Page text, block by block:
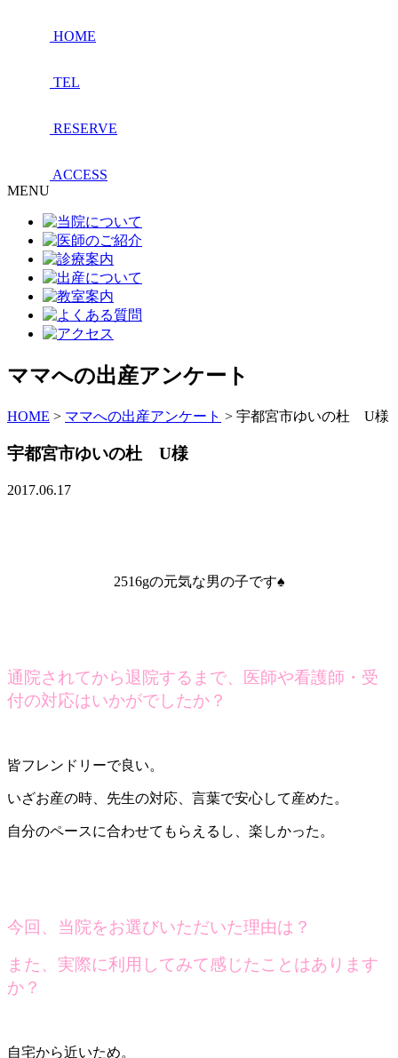
HOME
TEL
RESERVE
ACCESS
MENU
ママへの出産アンケート
HOME > ママへの出産アンケート > 宇都宮市ゆいの杜 U様
宇都宮市ゆいの杜 U様
2017.06.17
2516gの元気な男の子です♠
通院されてから退院するまで、医師や看護師・受
付の対応はいかがでしたか？
皆フレンドリーで良い。
いざお産の時、先生の対応、言葉で安心して産めた。
自分のペースに合わせてもらえるし、楽しかった。
今回、当院をお選びいただいた理由は？
また、実際に利用してみて感じたことはあります
か？
自宅から近いため。